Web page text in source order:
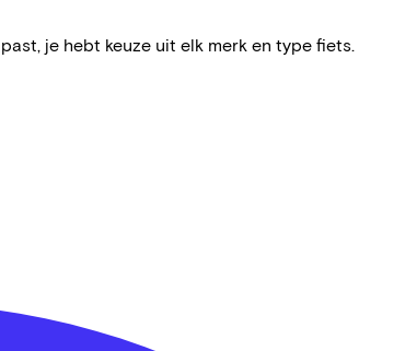
je hebt keuze uit elk merk en type fiets.